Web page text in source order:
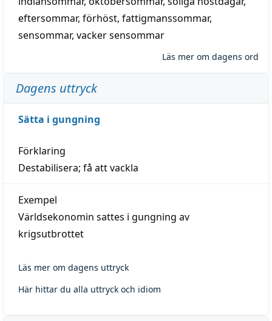
eftersommar, förhöst, fattigmanssommar,
sensommar, vacker sensommar
Läs mer om dagens ord
Dagens uttryck
Sätta i gungning
Förklaring
Destabilisera; få att vackla
Exempel
Världsekonomin sattes i gungning av
krigsutbrottet
Läs mer om dagens uttryck
Här hittar du alla uttryck och idiom